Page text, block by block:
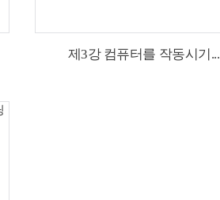
제3강 컴퓨터를 작동시기...